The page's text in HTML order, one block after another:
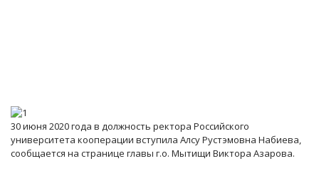
30 июня 2020 года в должность ректора Российского
университета кооперации вступила Алсу Рустэмовна Набиева,
сообщается на странице главы г.о. Мытищи Виктора Азарова.